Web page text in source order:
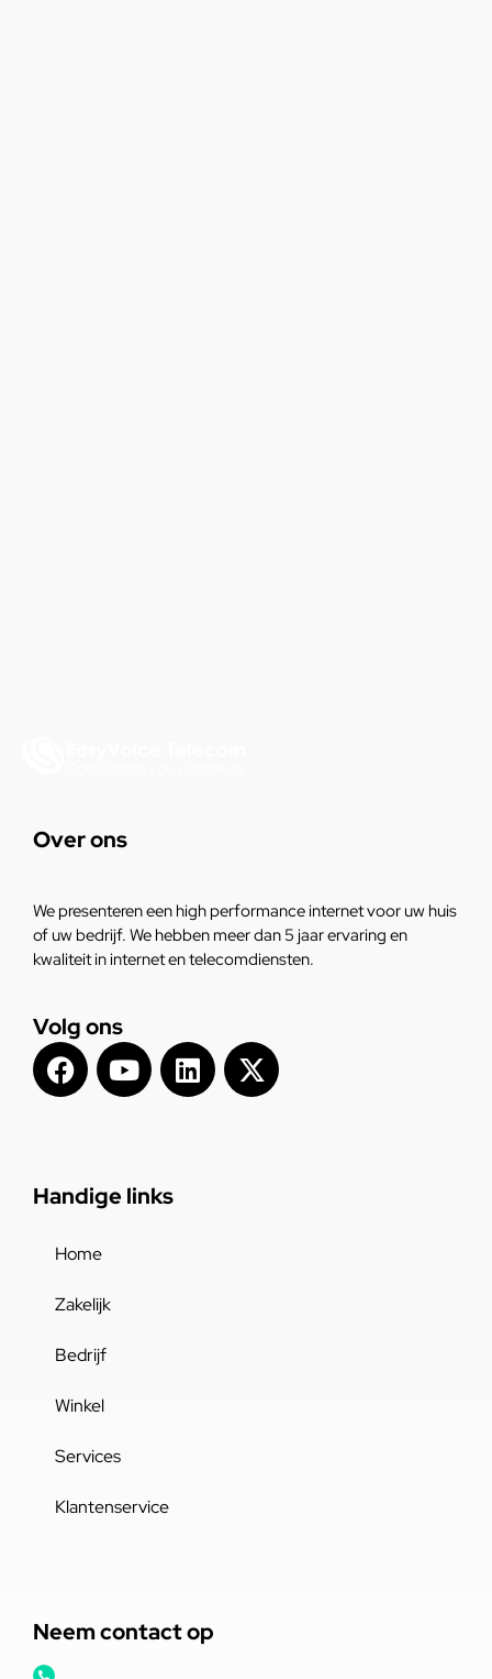
Over ons
We presenteren een high performance internet voor uw huis
of uw bedrijf. We hebben meer dan 5 jaar ervaring en
kwaliteit in internet en telecomdiensten.
Volg ons
Handige links
Home
Zakelijk
Bedrijf
Winkel
Services
Klantenservice
Neem contact op